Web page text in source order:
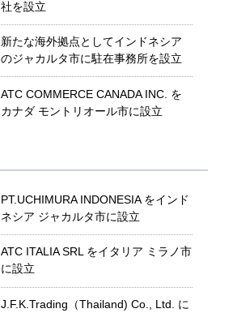
社を設立
新たな海外拠点としてインドネシア
のジャカルタ市に駐在事務所を設立
ATC COMMERCE CANADA INC. を
カナダ モントリオール市に設立
PT.UCHIMURA INDONESIA をインド
ネシア ジャカルタ市に設立
ATC ITALIA SRL をイタリア ミラノ市
に設立
J.F.K.Trading（Thailand) Co., Ltd. に